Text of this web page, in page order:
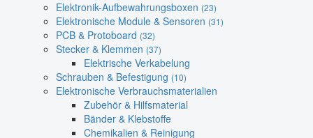
Elektronik-Aufbewahrungsboxen (23)
Elektronische Module & Sensoren (31)
PCB & Protoboard (32)
Stecker & Klemmen (37)
Elektrische Verkabelung
Schrauben & Befestigung (10)
Elektronische Verbrauchsmaterialien
Zubehör & Hilfsmaterial
Bänder & Klebstoffe
Chemikalien & Reinigung